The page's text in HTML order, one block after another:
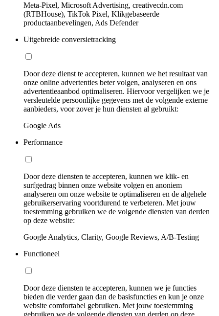
Meta-Pixel, Microsoft Advertising, creativecdn.com
(RTBHouse), TikTok Pixel, Klikgebaseerde
productaanbevelingen, Ads Defender
Uitgebreide conversietracking
Door deze dienst te accepteren, kunnen we het resultaat van
onze online advertenties beter volgen, analyseren en ons
advertentieaanbod optimaliseren. Hiervoor vergelijken we je
versleutelde persoonlijke gegevens met de volgende externe
aanbieders, voor zover je hun diensten al gebruikt:
Google Ads
Performance
Door deze diensten te accepteren, kunnen we klik- en
surfgedrag binnen onze website volgen en anoniem
analyseren om onze website te optimaliseren en de algehele
gebruikerservaring voortdurend te verbeteren. Met jouw
toestemming gebruiken we de volgende diensten van derden
op deze website:
Google Analytics, Clarity, Google Reviews, A/B-Testing
Functioneel
Door deze diensten te accepteren, kunnen we je functies
bieden die verder gaan dan de basisfuncties en kun je onze
website comfortabel gebruiken. Met jouw toestemming
gebruiken we de volgende diensten van derden op deze